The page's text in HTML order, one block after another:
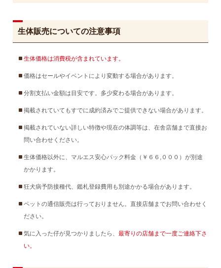
生体販売についての注意事項
生体価格は消費税が含まれています。
価格はセールやイベントにより変動する場合があります。
分割支払い金額は目安です。多少変わる場合があります。
掲載されていてもすでに成約済みでご提供できない場合があります。
掲載されていない詳しい特徴や現在の体調等は、在舎店舗まで直接お
問い合わせください。
生体価格以外に、マルエス安心パック料金（￥６６,０００）が別途
かかります。
狂犬病予防接種代、鑑札登録費用も別途かかる場合があります。
ペットの通信販売は行っておりません。直接店舗までお問い合わせく
ださい。
気に入った仔が見つかりましたら、 最寄りの店舗まで一度ご連絡下さ
い。